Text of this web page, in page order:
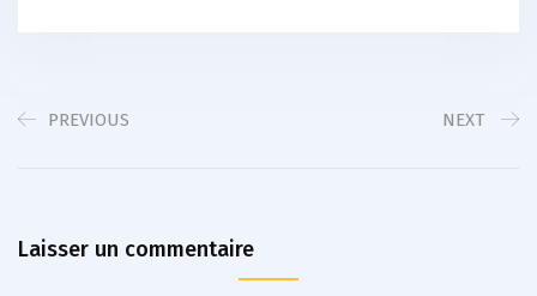
PREVIOUS NEXT
Laisser un commentaire